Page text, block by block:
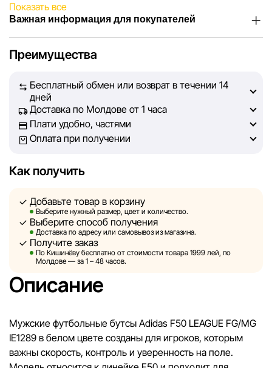
Показать все
Важная информация для покупателей
наших покупателей. Каждый день мы работаем над тем,
на сайте, была максимально полной, объективной и
актуальной. Наша цель — обеспечить вас достоверной
информацией, чтобы вы смогли принять лучшее
решение о покупке.
не может гарантировать абсолютную точность всех
технических ошибок или сбоев. Мы также не отвечаем
за содержание и актуальность информации на
сторонних ресурсах, ссылки на которые могут быть
размещены на нашем сайте.
Sportlandia оставляет за собой право в одностороннем
порядке и без предварительного уведомления вносить
потребительские свойства товаров. Изображения,
представленные на сайте, являются смоделированными
и служат исключительно для иллюстрации. Общая
информация о товарах предоставляется в
Преимущества
Бесплатный обмен или возврат в течении 14
дней
Доставка по Молдове от 1 часа
Плати удобно, частями
Оплата при получении
Как получить
Добавьте товар в корзину
Выберите нужный размер, цвет и количество.
Выберите способ получения
Доставка по адресу или самовывоз из магазина.
Получите заказ
По Кишинёву бесплатно от стоимости товара 1999 лей, по
Молдове — за 1 – 48 часов.
Описание
Мужские футбольные бутсы Adidas F50 LEAGUE FG/MG
IE1289 в белом цвете созданы для игроков, которым
важны скорость, контроль и уверенность на поле.